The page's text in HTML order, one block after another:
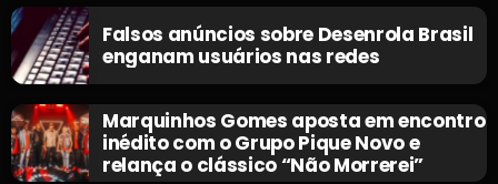
Falsos anúncios sobre Desenrola Brasil
enganam usuários nas redes
Marquinhos Gomes aposta em encontro
inédito com o Grupo Pique Novo e
relança o clássico “Não Morrerei”